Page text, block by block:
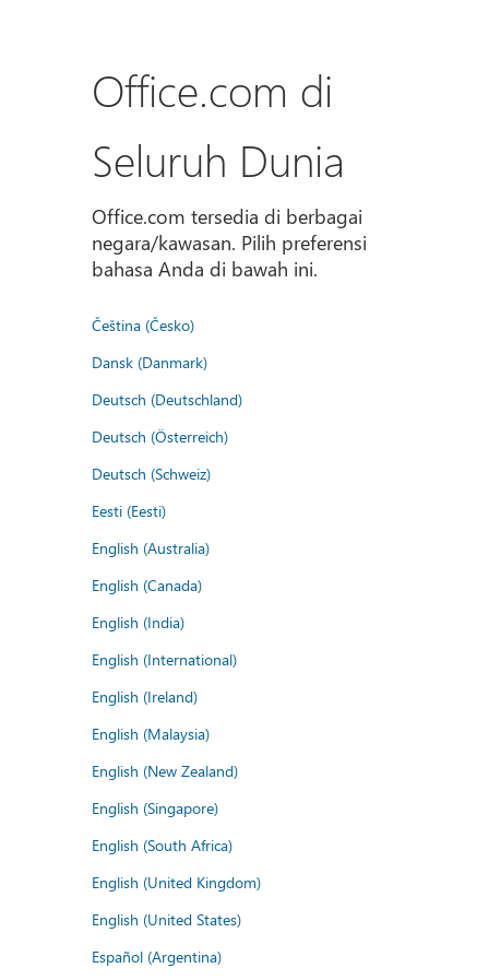
Office.com di
Seluruh Dunia
Office.com tersedia di berbagai
negara/kawasan. Pilih preferensi
bahasa Anda di bawah ini.
Čeština (Česko)
Dansk (Danmark)
Deutsch (Deutschland)
Deutsch (Österreich)
Deutsch (Schweiz)
Eesti (Eesti)
English (Australia)
English (Canada)
English (India)
English (International)
English (Ireland)
English (Malaysia)
English (New Zealand)
English (Singapore)
English (South Africa)
English (United Kingdom)
English (United States)
Español (Argentina)